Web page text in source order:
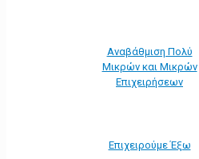
Αναβάθμιση Πολύ
Μικρών και Μικρών
Επιχειρήσεων
Επιχειρούμε Έξω